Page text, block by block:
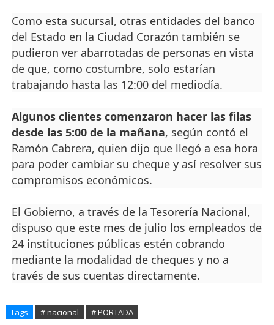
Como esta sucursal, otras entidades del banco
del Estado en la Ciudad Corazón también se
pudieron ver abarrotadas de personas en vista
de que, como costumbre, solo estarían
trabajando hasta las 12:00 del mediodía.
Algunos clientes comenzaron hacer las filas
desde las 5:00 de la mañana, según contó el
Ramón Cabrera, quien dijo que llegó a esa hora
para poder cambiar su cheque y así resolver sus
compromisos económicos.
El Gobierno, a través de la Tesorería Nacional,
dispuso que este mes de julio los empleados de
24 instituciones públicas estén cobrando
mediante la modalidad de cheques y no a
través de sus cuentas directamente.
Tags # nacional # PORTADA